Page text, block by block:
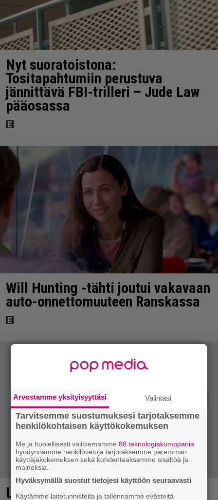
Nyt suoratoistona:
Tositapahtumiin perustuva
jännittävä FBI-trilleri – Jude Law
pääosassa
Will Hunting -tähti joutui vakavaan
auto-onnettomuuteen Ranskassa
Laulaja Mirellan rantakuvat ovat
Arvostamme yksityisyyttäsi Valintasi
Tarvitsemme suostumuksesi tarjotaksemme
henkilökohtaisen käyttökokemuksen
Me ja huolellisesti valitsemamme88 teknologiakumppania
hyödynnämme henkilötietoja tarjotaksemme paremman
käyttäjäkokemuksen sekä kohdentaaksemme sisältöä ja
mainoksia.
Hyväksymällä suostut tietojesi käyttöön seuraavasti
Käytämme laitetunnisteita ja tallennamme evästeitä